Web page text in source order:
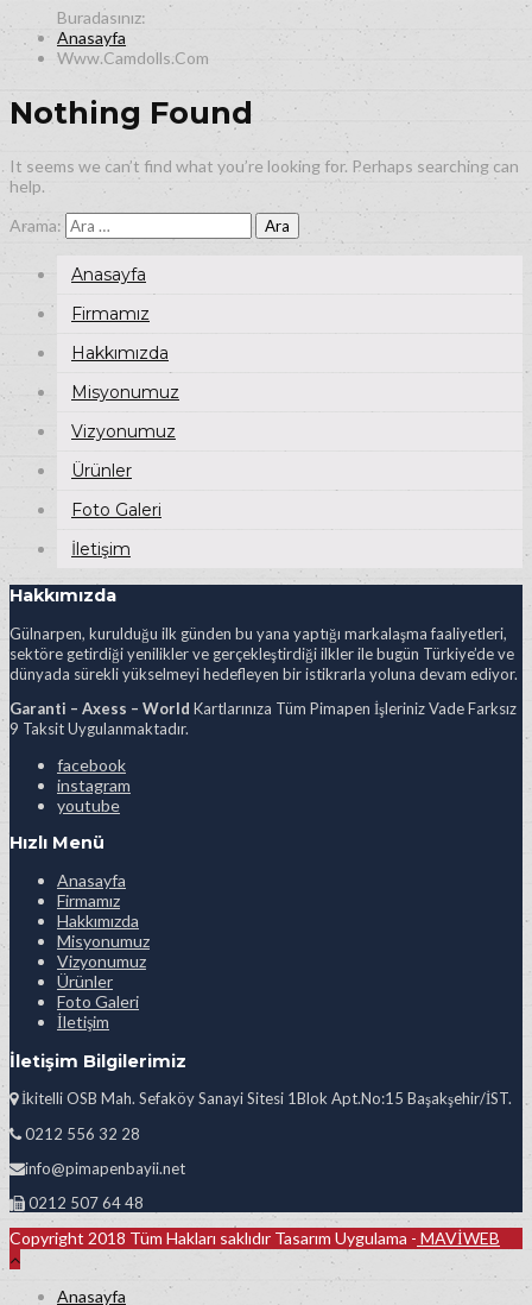
Anasayfa
Www.Camdolls.Com
Nothing Found
It seems we can’t find what you’re looking for. Perhaps searching can
help.
Arama:
Anasayfa
Firmamız
Hakkımızda
Misyonumuz
Vizyonumuz
Ürünler
Foto Galeri
İletişim
Hakkımızda
Gülnarpen, kurulduğu ilk günden bu yana yaptığı markalaşma faaliyetleri,
sektöre getirdiği yenilikler ve gerçekleştirdiği ilkler ile bugün Türkiye’de ve
dünyada sürekli yükselmeyi hedefleyen bir istikrarla yoluna devam ediyor.
Garanti – Axess – World Kartlarınıza Tüm Pimapen İşleriniz Vade Farksız
9 Taksit Uygulanmaktadır.
facebook
instagram
youtube
Hızlı Menü
Anasayfa
Firmamız
Hakkımızda
Misyonumuz
Vizyonumuz
Ürünler
Foto Galeri
İletişim
İletişim Bilgilerimiz
İkitelli OSB Mah. Sefaköy Sanayi Sitesi 1Blok Apt.No:15 Başakşehir/İST.
0212 556 32 28
info@pimapenbayii.net
0212 507 64 48
Copyright 2018 Tüm Hakları saklıdır Tasarım Uygulama - MAVİWEB
Anasayfa